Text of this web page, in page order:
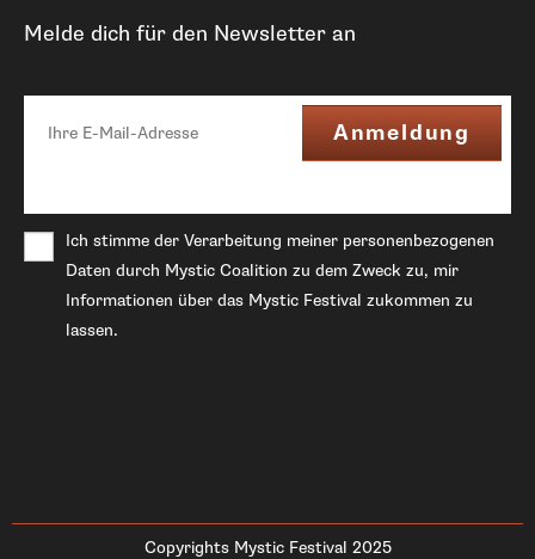
Melde dich für den Newsletter an
Ich stimme der Verarbeitung meiner personenbezogenen
Daten durch Mystic Coalition zu dem Zweck zu, mir
Informationen über das Mystic Festival zukommen zu
lassen.
Copyrights Mystic Festival 2025